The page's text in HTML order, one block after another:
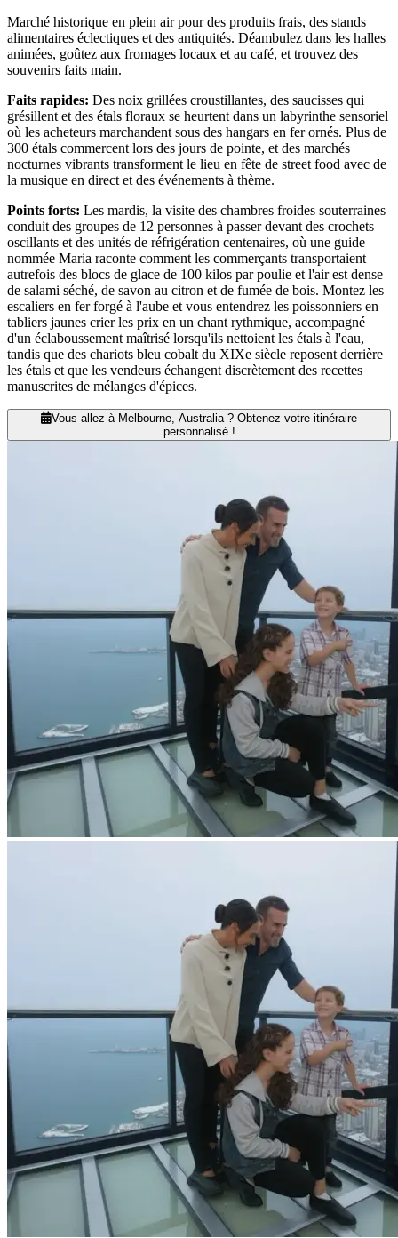
Marché historique en plein air pour des produits frais, des stands
alimentaires éclectiques et des antiquités. Déambulez dans les halles
animées, goûtez aux fromages locaux et au café, et trouvez des
souvenirs faits main.
Faits rapides: Des noix grillées croustillantes, des saucisses qui
grésillent et des étals floraux se heurtent dans un labyrinthe sensoriel
où les acheteurs marchandent sous des hangars en fer ornés. Plus de
300 étals commercent lors des jours de pointe, et des marchés
nocturnes vibrants transforment le lieu en fête de street food avec de
la musique en direct et des événements à thème.
Points forts: Les mardis, la visite des chambres froides souterraines
conduit des groupes de 12 personnes à passer devant des crochets
oscillants et des unités de réfrigération centenaires, où une guide
nommée Maria raconte comment les commerçants transportaient
autrefois des blocs de glace de 100 kilos par poulie et l'air est dense
de salami séché, de savon au citron et de fumée de bois. Montez les
escaliers en fer forgé à l'aube et vous entendrez les poissonniers en
tabliers jaunes crier les prix en un chant rythmique, accompagné
d'un éclaboussement maîtrisé lorsqu'ils nettoient les étals à l'eau,
tandis que des chariots bleu cobalt du XIXe siècle reposent derrière
les étals et que les vendeurs échangent discrètement des recettes
manuscrites de mélanges d'épices.
Vous allez à Melbourne, Australia ? Obtenez votre itinéraire
personnalisé !